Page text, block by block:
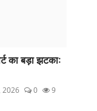
का बड़ा झटका:
2026 0 9